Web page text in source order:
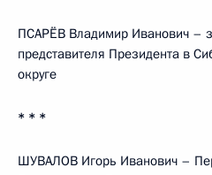
ПСАРЁВ Владимир Иванович –
представителя Президента в
округе
* * *
ШУВАЛОВ Игорь Иванович –